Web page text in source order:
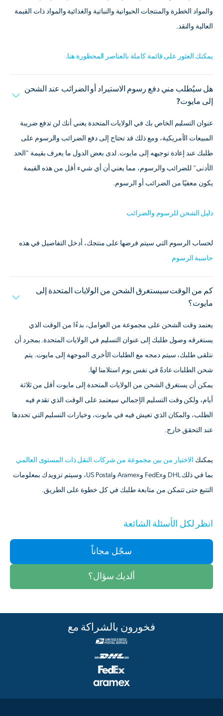
والمواد الخطرة والمنتجات الحيوانية والنباتية والغذائية والمواد ذات القيمة
العالية والنقد.
يمكنك العثور على قائمة كاملة بالعناصر المحظورة هنا.
هل سيُطلب مني دفع رسوم الاستيراد أو الضرائب عند الشحن
إلى مايوت?
عنوان التسليم الخاص بك في الولايات المتحدة يعني أنك لن تدفع ضريبة
المبيعات الأمريكية، ومع ذلك قد تحتاج إلى دفع الضرائب والرسوم على
طلبك عند إعادة توجيهه إلى مايوت. لدى بعض الدول ما يعرف بقيمة "الحد
الأدنى" للضرائب والرسوم، مما يعني أن أي شيء أقل من هذه القيمة
يكون معفيًا من الضرائب أو الرسوم.
دليل الشحن للرسوم والضرائب
لحساب الرسوم التي سيتم فرضها على منتجك، أدخل التفاصيل في هذه
حاسبة الرسوم
كم من الوقت سيستغرق الشحن من الولايات المتحدة إلى
مايوت؟
يعتمد وقت الشحن على مجموعة من العوامل، بدءًا من الوقت الذي
يستغرقه وصول طلبك إلى عنوان التسليم في الولايات المتحدة. بمجرد أن
نتلقى طلبك، سيتم دمجه مع الطلبات الأخرى الموجهة إلى مايوت. يتم
شحن الطلبات عادةً في نفس يوم استلامنا لها.
يمكن أن يستغرق الشحن من الولايات المتحدة إلى مايوت أقل من ثلاثة
أيام، ولكن وقت التسليم الإجمالي سيعتمد على الوقت الذي تقدم فيه
الطلب، والمكان الذي تعيش فيه في مايوت، وخيارات التسليم التي تحددها
عند التحقق خارج.
يمكنك الاختيار من بين مجموعة من شركات النقل ذات المستوى العالمي
بما في ذلك DHL وFedEx وAramex وUS Postal، وسيتم تزويدك بمعلومات
التتبع حتى تتمكن من متابعة طلبك في كل خطوة على الطريق.
انظر لكل الأسئلة الشائعة
سجّل مجاناً
ألديك سؤال؟
فخورون بالشراكة مع